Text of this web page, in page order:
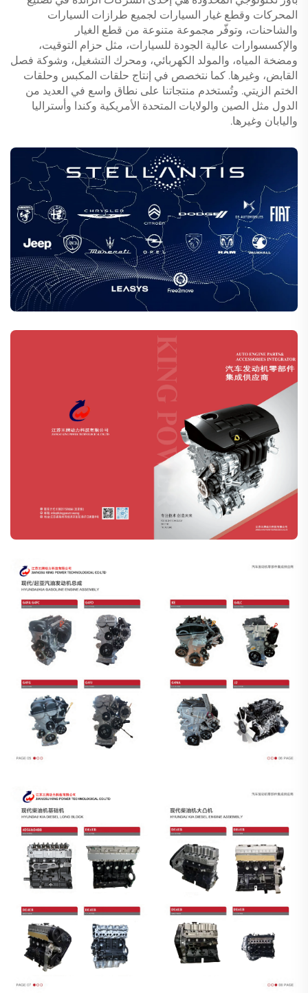
المحركات وقطع غيار السيارات لجميع طرازات السيارات
والشاحنات، وتوفّر مجموعة متنوعة من قطع الغيار
والإكسسوارات عالية الجودة للسيارات، مثل حزام التوقيت،
ومضخة المياه، والمولد الكهربائي، ومحرك التشغيل، وشوكة فصل
القابض، وغيرها. كما نتخصص في إنتاج حلقات المكبس وحلقات
الختم الزيتي. وتُستخدم منتجاتنا على نطاق واسع في العديد من
الدول مثل الصين والولايات المتحدة الأمريكية وكندا وأستراليا
واليابان وغيرها.